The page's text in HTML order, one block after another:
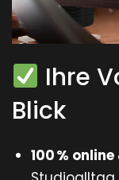
Ihre
Blick
100 %